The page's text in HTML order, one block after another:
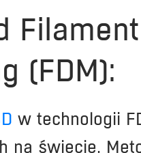
(FDM):
w technologii
na świecie.